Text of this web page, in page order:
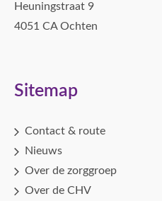
Heuningstraat 9
4051 CA Ochten
Sitemap
Contact & route
Nieuws
Over de zorggroep
Over de CHV